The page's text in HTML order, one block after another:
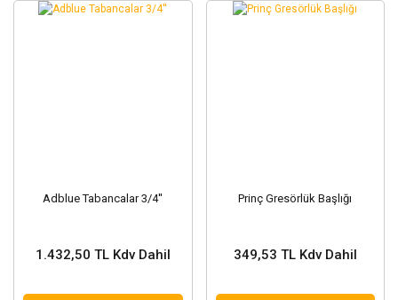
Adblue Tabancalar 3/4''
1.432,50 TL Kdv Dahil
Prinç Gresörlük Başlığı
349,53 TL Kdv Dahil